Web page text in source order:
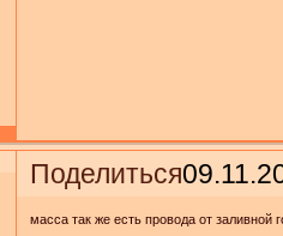
Поделиться
масса так же есть провода от заливной